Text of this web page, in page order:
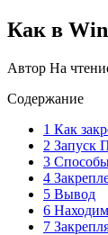
Как в
Автор На
Содержание
1 Как
2 Запуск
3
4
5 Вывод
6
7